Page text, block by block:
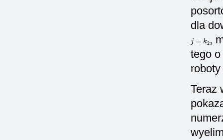
dla
=
,
tego
Teraz